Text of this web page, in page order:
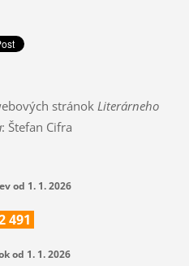
stránok Literárneho
: Štefan Cifra
od 1. 1. 2026
491
od 1. 1. 2026